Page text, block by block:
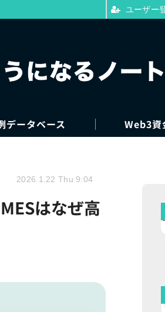
データベース Web3資
はなぜ高
2026.1.22 Thu 9:04
ユーザー